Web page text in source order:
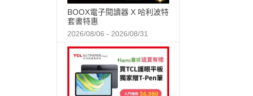
BOOX電子閱讀器 X 哈利波特
套書特惠
2026/08/06 - 2026/08/31